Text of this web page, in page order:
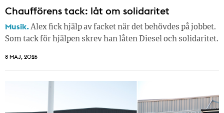
Chaufförens tack: låt om solidaritet
Musik.Alex fick hjälp av facket när det behövdes på jobbet.
Som tack för hjälpen skrev han låten Diesel och solidaritet.
8 MAJ, 2026